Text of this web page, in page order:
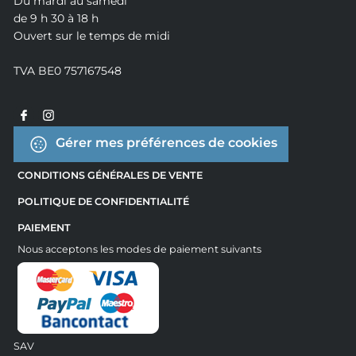
de 9 h 30 à 18 h
Ouvert sur le temps de midi
TVA BE0 757167548
Gérer mes préférences de cookies
CONDITIONS GÉNÉRALES DE VENTE
POLITIQUE DE CONFIDENTIALITÉ
PAIEMENT
Nous acceptons les modes de paiement suivants
SAV